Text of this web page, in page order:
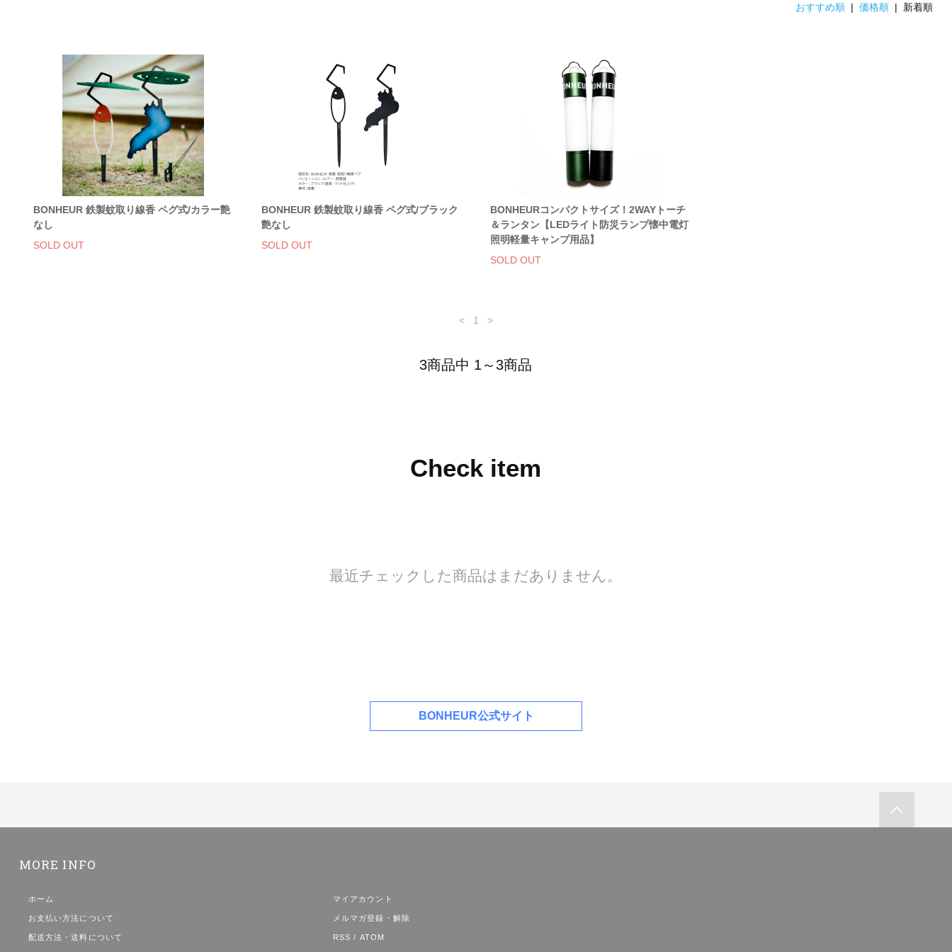
おすすめ順 |価格順 | 新着順
BONHEUR 鉄製蚊取り線香 ペグ式/カラー艶
なし
SOLD OUT
BONHEUR 鉄製蚊取り線香 ペグ式/ブラック
艶なし
SOLD OUT
BONHEURコンパクトサイズ！2WAYトーチ
＆ランタン【LEDライト防災ランプ懐中電灯
照明軽量キャンプ用品】
SOLD OUT
< 1 >
3商品中 1～3商品
Check item
最近チェックした商品はまだありません。
BONHEUR公式サイト
MORE INFO
ホーム
お支払い方法について
配送方法・送料について
マイアカウント
メルマガ登録・解除
RSS / ATOM